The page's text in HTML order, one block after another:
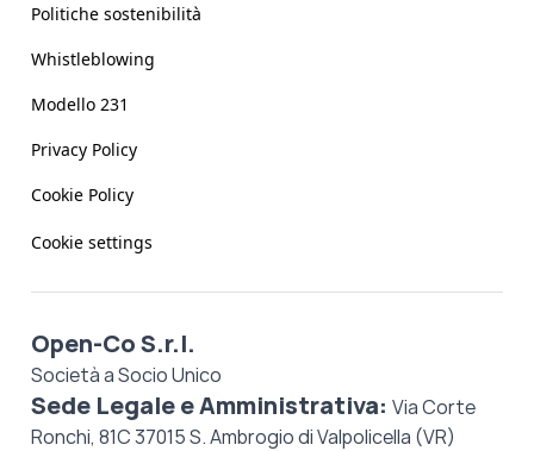
Politiche sostenibilità
Whistleblowing
Modello 231
Privacy Policy
Cookie Policy
Cookie settings
Open-Co S.r.l.
Società a Socio Unico
Sede Legale e Amministrativa: Via Corte
Ronchi, 81C 37015 S. Ambrogio di Valpolicella (VR)